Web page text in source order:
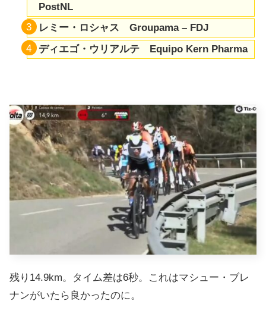
PostNL
レミー・ロシャス Groupama – FDJ
ディエゴ・ウリアルテ Equipo Kern Pharma
残り14.9km。タイム差は6秒。これはマシュー・ブレ
ナンがいたら良かったのに。